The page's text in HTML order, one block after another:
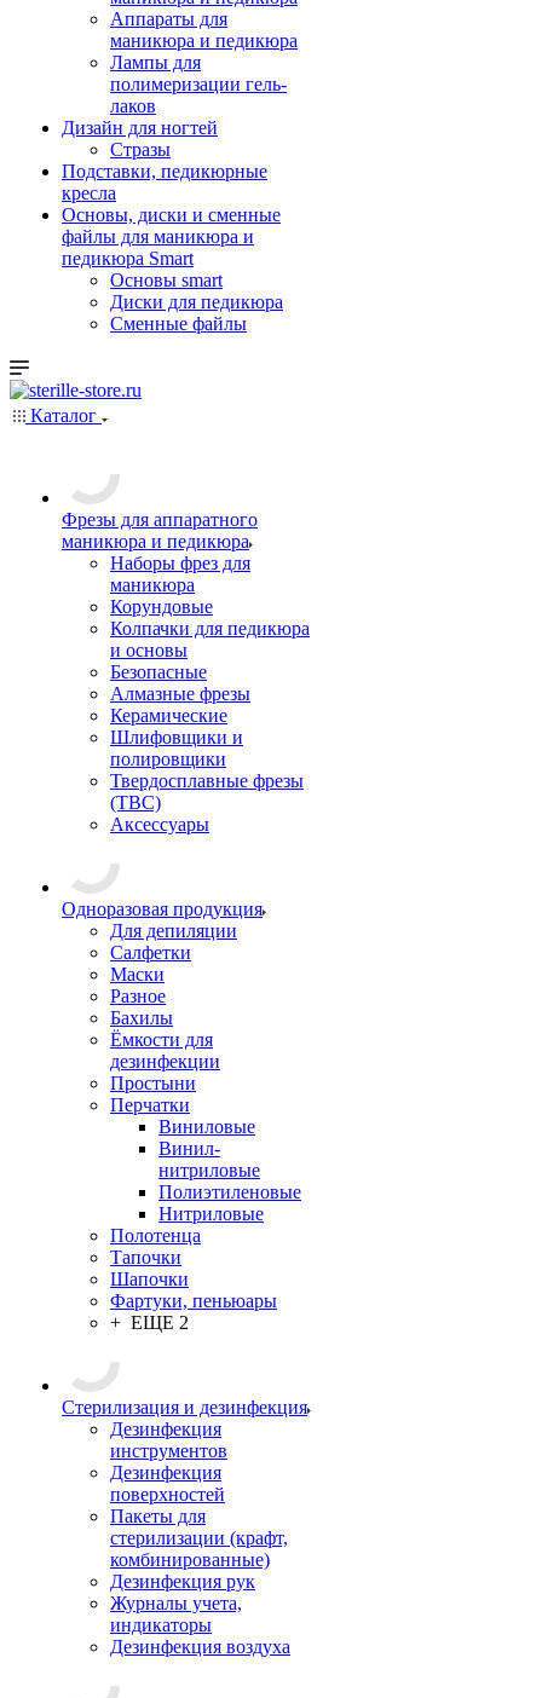
Аппараты для
маникюра и педикюра
Лампы для
полимеризации гель-
лаков
Дизайн для ногтей
Стразы
Подставки, педикюрные
кресла
Основы, диски и сменные
файлы для маникюра и
педикюра Smart
Основы smart
Диски для педикюра
Сменные файлы
Каталог
Фрезы для аппаратного
маникюра и педикюра
Наборы фрез для
маникюра
Корундовые
Колпачки для педикюра
и основы
Безопасные
Алмазные фрезы
Керамические
Шлифовщики и
полировщики
Твердосплавные фрезы
(ТВС)
Аксессуары
Одноразовая продукция
Для депиляции
Салфетки
Маски
Разное
Бахилы
Ёмкости для
дезинфекции
Простыни
Перчатки
Виниловые
Винил-
нитриловые
Полиэтиленовые
Нитриловые
Полотенца
Тапочки
Шапочки
Фартуки, пеньюары
+ ЕЩЕ 2
Стерилизация и дезинфекция
Дезинфекция
инструментов
Дезинфекция
поверхностей
Пакеты для
стерилизации (крафт,
комбинированные)
Дезинфекция рук
Журналы учета,
индикаторы
Дезинфекция воздуха